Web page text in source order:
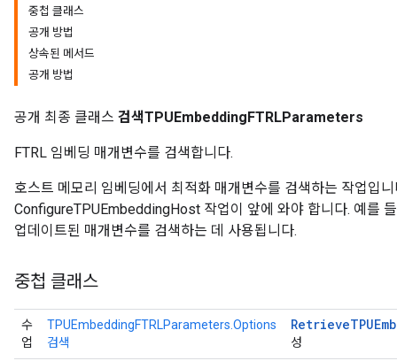
중첩 클래스
공개 방법
상속된 메서드
공개 방법
공개 최종 클래스 검색TPUEmbeddingFTRLParameters
FTRL 임베딩 매개변수를 검색합니다.
호스트 메모리 임베딩에서 최적화 매개변수를 검색하는 작업입
ConfigureTPUEmbeddingHost 작업이 앞에 와야 합니다. 예를
업데이트된 매개변수를 검색하는 데 사용됩니다.
중첩 클래스
수
업
TPUEmbeddingFTRLParameters.Options
검색
Retrieve
성